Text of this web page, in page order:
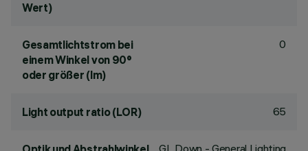
Wert)
Gesamtlichtstrom bei
einem Winkel von 90°
oder größer (lm)
0
Light output ratio (LOR) 65
GL Down - General Lighting